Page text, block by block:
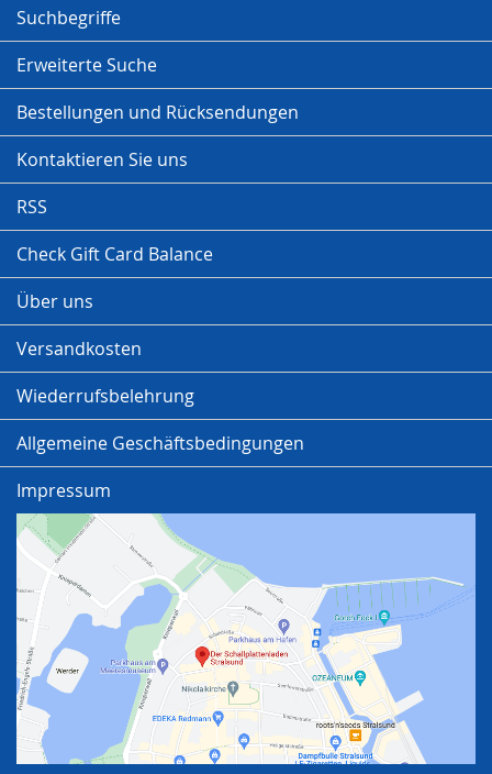
Suchbegriffe
Erweiterte Suche
Bestellungen und Rücksendungen
Kontaktieren Sie uns
RSS
Check Gift Card Balance
Über uns
Versandkosten
Wiederrufsbelehrung
Allgemeine Geschäftsbedingungen
Impressum